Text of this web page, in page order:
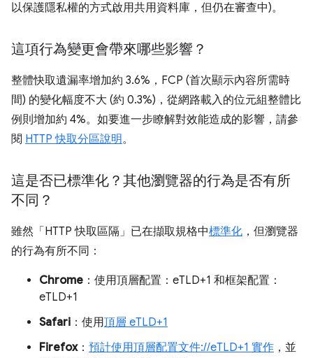
以保護隱私權的方式啟用共用資料庫，但仍在審查中)。
這項行為變更會帶來哪些影響？
整體快取遺漏率增加約 3.6%，FCP (首次顯示內容所需時
間) 的變化幅度不大 (約 0.3%)，從網路載入的位元組整體比
例則增加約 4%。如要進一步瞭解對效能造成的影響，請參
閱 HTTP 快取分區說明。
這是否已標準化？其他瀏覽器的行為是否有所
不同？
雖然「HTTP 快取區隔」已在擷取規格中標準化 ，但瀏覽器
的行為有所不同：
Chrome ：使用頂層配置：eTLD+1 和框架配置：
eTLD+1
Safari ：使用頂層 eTLD+1
Firefox： 預計使用頂層配置文件://eTLD+1 實作 ，並